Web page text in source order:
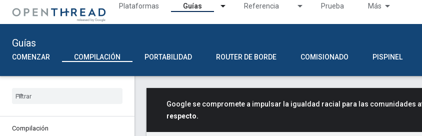
Plataformas Guías Referencia Prueba Más
Guías
COMENZAR COMPILACIÓN PORTABILIDAD ROUTER DE BORDE COMISIONADO PISPINEL
Compilación
Google se compromete a impulsar la igualdad racial para las comunidades
respecto.